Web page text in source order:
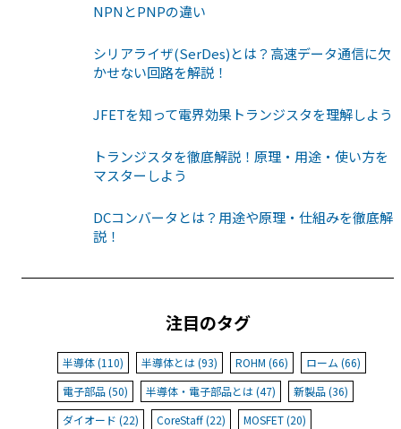
NPNとPNPの違い
シリアライザ(SerDes)とは？高速データ通信に欠
かせない回路を解説！
JFETを知って電界効果トランジスタを理解しよう
トランジスタを徹底解説！原理・用途・使い方を
マスターしよう
DCコンバータとは？用途や原理・仕組みを徹底解
説！
注目のタグ
半導体 (110) 半導体とは (93) ROHM (66)
ローム (66)
電子部品 (50)
半導体・電子部品とは (47)
新製品 (36)
ダイオード (22)
CoreStaff (22)
MOSFET (20)